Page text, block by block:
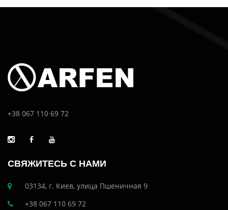
+38 067 110 69 72
СВЯЖИТЕСЬ С НАМИ
03134, г. Киев, улица Пшеничная 9
+38 067 110 69 72